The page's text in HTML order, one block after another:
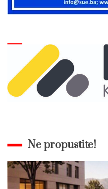
Ne propustite!